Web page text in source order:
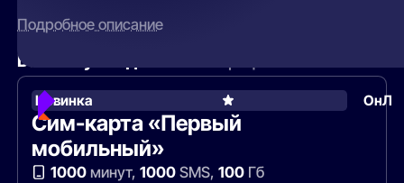
Подробное описание
Вам могут подойти
Новинка
Сим-карта «Первый
мобильный»
1000минут, 1000SMS, 100Гб